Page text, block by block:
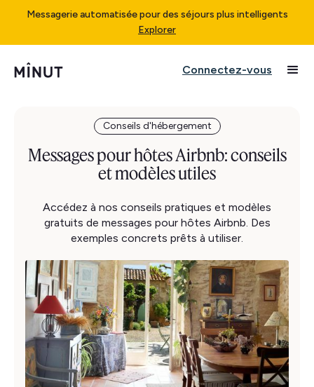
Messagerie automatisée pour des séjours plus intelligents
Explorer
Connectez-vous
Conseils d'hébergement
Messages pour hôtes Airbnb: conseils
et modèles utiles
Accédez à nos conseils pratiques et modèles
gratuits de messages pour hôtes Airbnb. Des
exemples concrets prêts à utiliser.